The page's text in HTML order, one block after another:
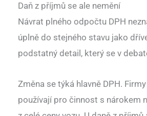
Daň z příjmů se ale nemění
Návrat plného odpočtu DPH
úplně do stejného stavu jako
podstatný detail, který se v
Změna se týká hlavně DPH.
používají pro činnost s nárokem